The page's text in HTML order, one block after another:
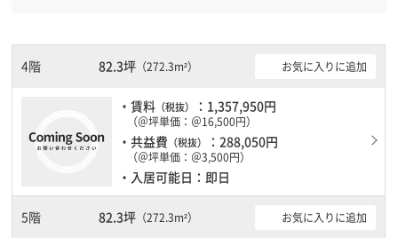
ますので時間帯を気にせず利用できます。
4階 82.3坪（272.3m²） お気に入りに追加
・賃料 （税抜） ：1,357,950円
（＠坪単価：＠16,500円）
・共益費 （税抜） ：288,050円
（＠坪単価：＠3,500円）
・入居可能日：即日
5階 82.3坪（272.3m²） お気に入りに追加